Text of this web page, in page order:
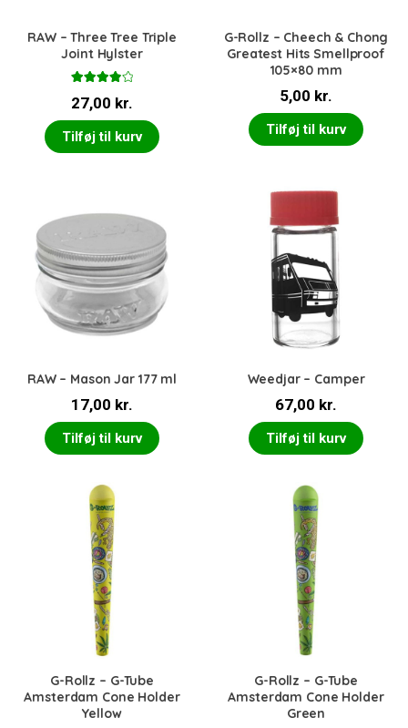
RAW – Three Tree Triple
Joint Hylster
4.00ud
af 5
27,00 kr.
Tilføj til kurv
G-Rollz – Cheech & Chong
Greatest Hits Smellproof
105×80 mm
5,00 kr.
Tilføj til kurv
RAW – Mason Jar 177 ml
17,00 kr.
Tilføj til kurv
Weedjar – Camper
67,00 kr.
Tilføj til kurv
G-Rollz – G-Tube
Amsterdam Cone Holder
Yellow
G-Rollz – G-Tube
Amsterdam Cone Holder
Green